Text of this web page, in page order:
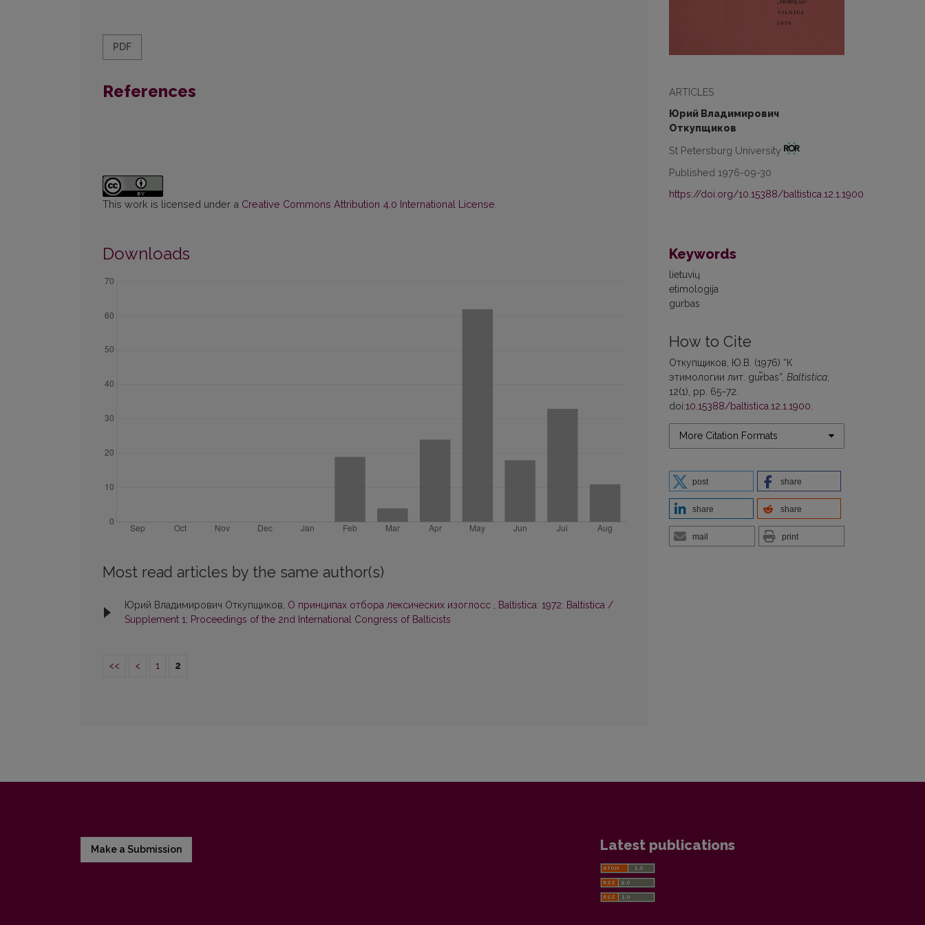
ARTICLES
Юрий Владимирович
Откупщиков
St Petersburg University
Published 1976-09-30
https://doi.org/10.15388/baltistica.12.1.1900
Keywords
lietuvių
etimologija
gurbas
How to Cite
Откупщиков, Ю.В. (1976) “К
этимологии лит. gur̃bas”, Baltistica
12(1), pp. 65–72.
doi:10.15388/baltistica.12.1.1900
More Citation Formats
post share
share share
mail print
PDF
References
This work is licensed under a Creative Commons Attribution 4.0 International License
Downloads
Most read articles by the same author(s)
Юрий Владимирович Откупщиков, О принципах отбора лексических изоглосс , Baltistica: 1972: Baltistica /
Supplement 1: Proceedings of the 2nd International Congress of Balticists
<< < 1 2
Make a Submission Latest publications